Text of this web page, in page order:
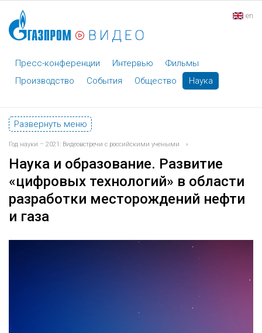
en
Пресс-конференции Интервью
Фильмы
Производство
События Общество Наука
Развернуть меню
Год науки – 2021: Видеовстречи с российскими учеными ›
Наука и образование. Развитие
«цифровых технологий» в области
разработки месторождений нефти
и газа